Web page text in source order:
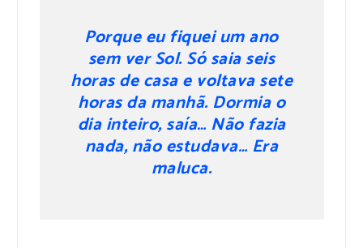
Porque eu fiquei um ano
sem ver Sol. Só saia seis
horas de casa e voltava sete
horas da manhã. Dormia o
dia inteiro, saía… Não fazia
nada, não estudava… Era
maluca.